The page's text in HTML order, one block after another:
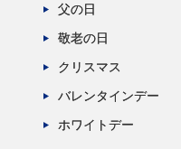
父の日
敬老の日
クリスマス
バレンタインデー
ホワイトデー